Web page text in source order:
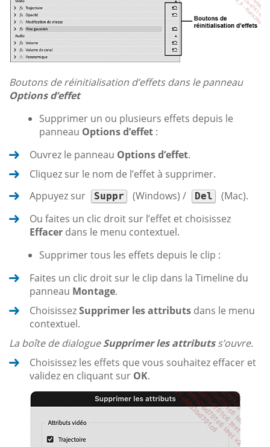
Boutons de réinitialisation d’effets dans le panneau
Options d’effet
Supprimer un ou plusieurs effets depuis le
panneau Options d’effet :
Ouvrez le panneau Options d’effet.
Cliquez sur le nom de l’effet à supprimer.
Appuyez sur
Suppr (Windows) / Del
(Mac).
Ou faites un clic droit sur l’effet et choisissez
Effacer dans le menu contextuel.
Supprimer tous les effets depuis le clip :
Faites un clic droit sur le clip dans la Timeline du
panneau Montage.
ChoisissezSupprimer les attributs dans le menu
contextuel.
La boîte de dialogueSupprimer les attributss’ouvre.
Choisissez les effets que vous souhaitez effacer et
validez en cliquant sur OK.